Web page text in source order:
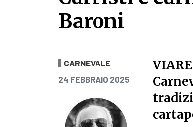
Baroni
Carristi e
CARNEVALE
PUBBLICATO IL
24 FEBBRAIO 2025